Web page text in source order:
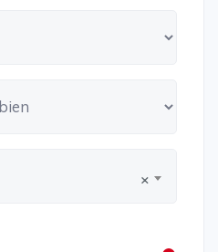
×